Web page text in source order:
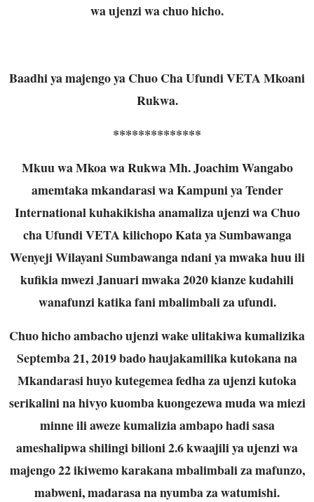
wa ujenzi wa chuo hicho.
Baadhi ya majengo ya Chuo Cha Ufundi VETA Mkoani
Rukwa.
**************
Mkuu wa Mkoa wa Rukwa Mh. Joachim Wangabo
amemtaka mkandarasi wa Kampuni ya Tender
International kuhakikisha anamaliza ujenzi wa Chuo
cha Ufundi VETA kilichopo Kata ya Sumbawanga
Wenyeji Wilayani Sumbawanga ndani ya mwaka huu ili
kufikia mwezi Januari mwaka 2020 kianze kudahili
wanafunzi katika fani mbalimbali za ufundi.
Chuo hicho ambacho ujenzi wake ulitakiwa kumalizika
Septemba 21, 2019 bado haujakamilika kutokana na
Mkandarasi huyo kutegemea fedha za ujenzi kutoka
serikalini na hivyo kuomba kuongezewa muda wa miezi
minne ili aweze kumalizia ambapo hadi sasa
ameshalipwa shilingi bilioni 2.6 kwaajili ya ujenzi wa
majengo 22 ikiwemo karakana mbalimbali za mafunzo,
mabweni, madarasa na nyumba za watumishi.